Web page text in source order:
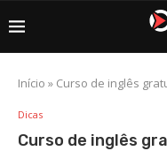
Início » Curso de inglês
Dicas
Curso de inglês